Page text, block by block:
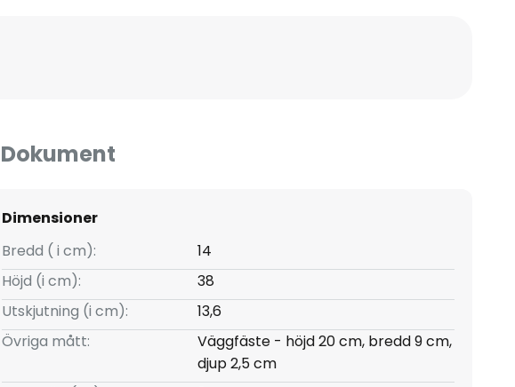
Dokument
Dimensioner
Bredd ( i cm):
14
Höjd (i cm):
38
Utskjutning (i cm):
13,6
Övriga mått:
Väggfäste - höjd 20 cm, bredd 9 cm,
djup 2,5 cm